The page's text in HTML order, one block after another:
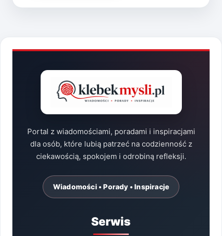
UNIKALNĄ
Portal z wiadomościami, poradami i inspiracjami
dla osób, które lubią patrzeć na codzienność z
ciekawością, spokojem i odrobiną refleksji.
Wiadomości • Porady • Inspiracje
Serwis